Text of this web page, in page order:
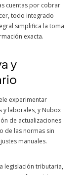
cuentas por cobrar
todo integrado
simplifica la toma
exacta.
y
experimentar
y laborales, y Nubox
de actualizaciones
de las normas sin
manuales.
legislación tributaria,